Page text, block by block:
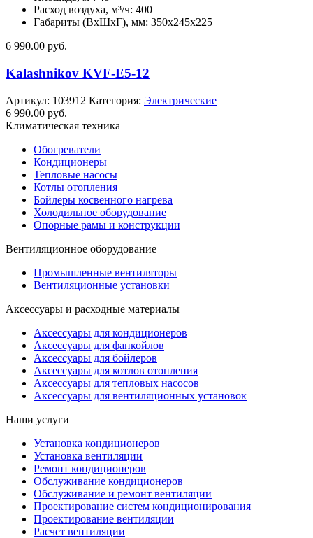
Расход воздуха, м³/ч: 400
Габариты (ВхШхГ), мм: 350x245x225
6 990.00 руб.
Kalashnikov KVF-E5-12
Артикул: 103912 Категория: Электрические
6 990.00 руб.
Климатическая техника
Обогреватели
Кондиционеры
Тепловые насосы
Котлы отопления
Бойлеры косвенного нагрева
Холодильное оборудование
Опорные рамы и конструкции
Вентиляционное оборудование
Промышленные вентиляторы
Вентиляционные установки
Аксессуары и расходные материалы
Аксессуары для кондиционеров
Аксессуары для фанкойлов
Аксессуары для бойлеров
Аксессуары для котлов отопления
Аксессуары для тепловых насосов
Аксессуары для вентиляционных установок
Наши услуги
Установка кондиционеров
Установка вентиляции
Ремонт кондиционеров
Обслуживание кондиционеров
Обслуживание и ремонт вентиляции
Проектирование систем кондиционирования
Проектирование вентиляции
Расчет вентиляции